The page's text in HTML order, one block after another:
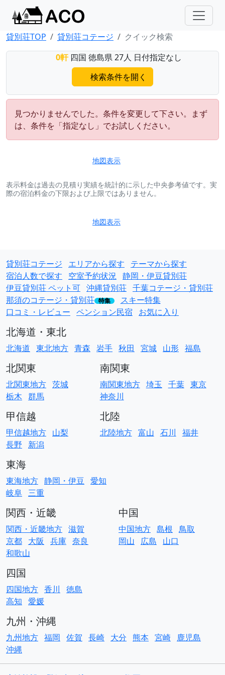
貸別荘TOP 貸別荘コテージ
クイック検索
0軒四国 徳島県 27人 日付指定なし
検索条件を開く
見つかりませんでした。条件を変更して下さい。まず
は、条件を「指定なし」でお試しください。
地図表示
表示料金は過去の見積り実績を統計的に示した中央参考値です。実
際の宿泊料金の下限および上限ではありません。
地図表示
貸別荘コテージ エリアから探す
テーマから探す
宿泊人数で探す
空室予約状況 静岡・伊豆貸別荘
伊豆貸別荘 ペット可 沖縄貸別荘 千葉コテージ・貸別荘
那須のコテージ・貸別荘 特集
スキー特集
口コミ・レビュー ペンション民宿 お気に入り
北海道・東北
北海道 東北地方 青森 岩手 秋田 宮城 山形 福島
北関東
北関東地方 茨城
栃木 群馬
南関東
南関東地方 埼玉 千葉 東京
神奈川
甲信越
甲信越地方 山梨
長野
新潟
北陸
北陸地方 富山 石川 福井
東海
東海地方 静岡・伊豆 愛知
岐阜 三重
関西・近畿
関西・近畿地方 滋賀
京都 大阪 兵庫 奈良
和歌山
中国
中国地方 島根 鳥取
岡山
広島 山口
四国
四国地方 香川
徳島
高知 愛媛
九州・沖縄
九州地方 福岡 佐賀 長崎 大分 熊本 宮崎
鹿児島
沖縄